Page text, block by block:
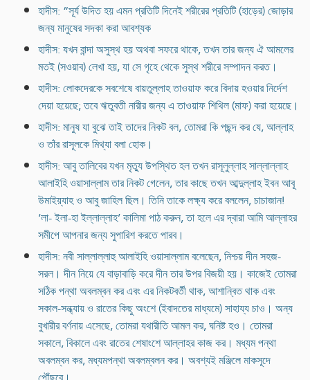
হাদীস: “সূর্য উদিত হয় এমন প্রতিটি দিনেই শরীরের প্রতিটি (হাড়ের) জোড়ার
জন্য মানুষের সদকা করা আবশ্যক
হাদীস: যখন বান্দা অসুস্থ হয় অথবা সফরে থাকে, তখন তার জন্য ঐ আমলের
মতই (সওয়াব) লেখা হয়, যা সে গৃহে থেকে সুস্থ শরীরে সম্পাদন করত।
হাদীস: লোকদেরকে সবশেষে বায়তুল্লাহ তাওয়াফ করে বিদায় হওয়ার নির্দেশ
দেয়া হয়েছে; তবে ঋতুবতী নারীর জন্য এ তাওয়াফ শিথিল (মাফ) করা হয়েছে।
হাদীস: মানুষ যা বুঝে তাই তাদের নিকট বল, তোমরা কি পছন্দ কর যে, আল্লাহ
ও তাঁর রাসূলকে মিথ্যা বলা হোক।
হাদীস: আবু তালিবের যখন মৃত্যু উপস্থিত হল তখন রাসূলুল্লাহ সাল্লাল্লাহ
আলাইহি ওয়াসাল্লাম তার নিকট গেলেন, তার কাছে তখন আব্দুল্লাহ ইবন আবূ
উমাইয়্যাহ ও আবু জাহিল ছিল। তিনি তাকে লক্ষ্য করে বললেন, চাচাজান!
‘লা- ইলা-হা ইল্লাল্লাহ’ কালিমা পাঠ করুন, তা হলে এর দ্বারা আমি আল্লাহর
সমীপে আপনার জন্য সুপারিশ করতে পারব।
হাদীস: নবী সাল্লাল্লাহু আলাইহি ওয়াসাল্লাম বলেছেন, নিশ্চয় দীন সহজ-
সরল। দীন নিয়ে যে বাড়াবাড়ি করে দীন তার উপর বিজয়ী হয়। কাজেই তোমরা
সঠিক পন্থা অবলম্বন কর এবং এর নিকটবর্তী থাক, আশান্বিত থাক এবং
সকাল-সন্ধ্যায় ও রাতের কিছু অংশে (ইবাদতের মাধ্যমে) সাহায্য চাও। অন্য
বুখারীর বর্ণনায় এসেছে, তোমরা যথারীতি আমল কর, ঘনিষ্ট হও। তোমরা
সকালে, বিকালে এবং রাতের শেষাংশে আল্লাহর কাজ কর। মধ্যম পন্থা
অবলম্বন কর, মধ্যমপন্থা অবলম্বলন কর। অবশ্যই মঞ্জিলে মাকসূদে